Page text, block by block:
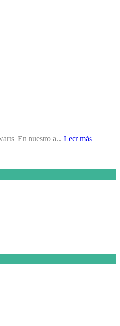
En nuestro a... Leer más